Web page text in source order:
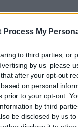
Process My
to third parties, or
by us, please
after your opt-out
on personal
prior to your opt-out.
by third
be disclosed by us